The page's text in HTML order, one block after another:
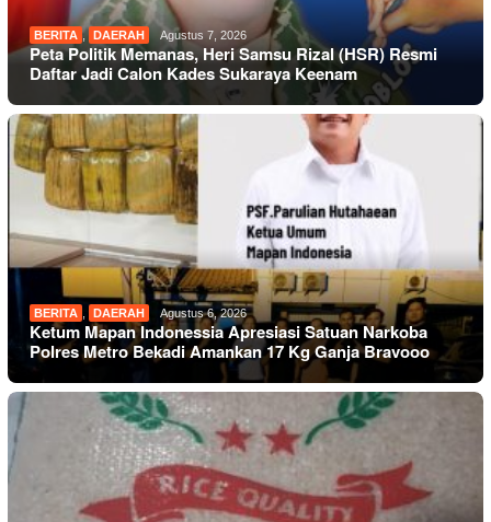
BERITA , DAERAH Agustus 7, 2026
Peta Politik Memanas, Heri Samsu Rizal (HSR) Resmi
Daftar Jadi Calon Kades Sukaraya Keenam
BERITA DAERAH Agustus 6, 2026
Ketum Mapan Indonessia Apresiasi Satuan Narkoba
Polres Metro Bekadi Amankan 17 Kg Ganja Bravooo